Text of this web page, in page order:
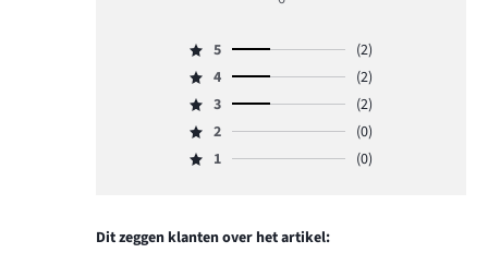
4
Beoordeling
5,
aantal
reviews
5
(2)
Beoordeling
4,
aantal
reviews
4
(2)
Beoordeling
3,
aantal
3
(2)
Beoordeling
2,
0.
2
(0)
Beoordeling
reviews
1 (0)
Dit zeggen klanten over het artikel: